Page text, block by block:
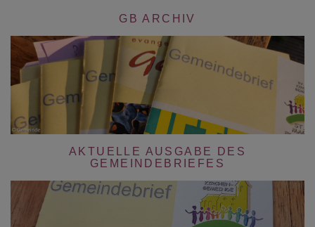
GB ARCHIV
AKTUELLE AUSGABE DES
GEMEINDEBRIEFES